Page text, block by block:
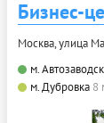
Бизнес-
Москва, улица
м.
м. Дубровка 8